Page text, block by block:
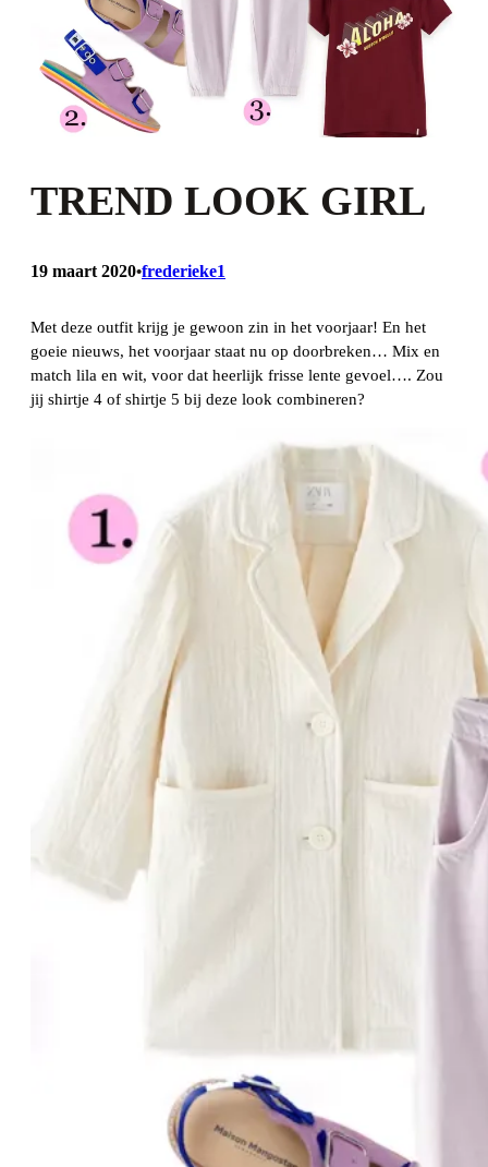
TREND LOOK GIRL
19 maart 2020•frederieke1
Met deze outfit krijg je gewoon zin in het voorjaar! En het
goeie nieuws, het voorjaar staat nu op doorbreken… Mix en
match lila en wit, voor dat heerlijk frisse lente gevoel…. Zou
jij shirtje 4 of shirtje 5 bij deze look combineren?